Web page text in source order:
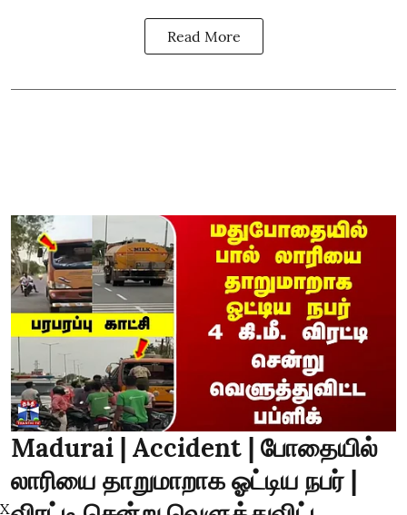
Read More
Madurai | Accident | போதையில்
லாரியை தாறுமாறாக ஓட்டிய நபர் |
X